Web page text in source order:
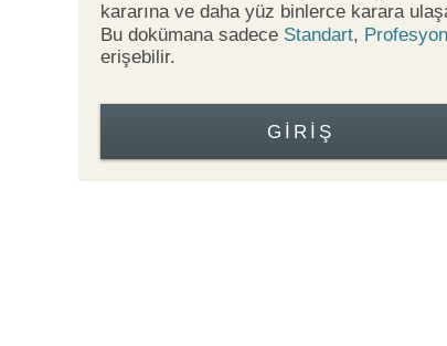
kararına ve daha yüz binlerce karara
Bu dokümana sadece Standart,
erişebilir.
GIRIŞ